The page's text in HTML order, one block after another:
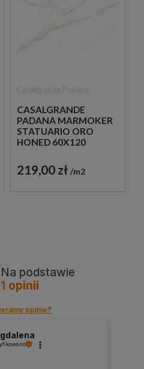
CASALGRANDE
PADANA MARMOKER
STATUARIO ORO
HONED 60X120
IMITUJĄĆE MARMUR
219,00 zł m2
Na podstawie
1 opinii
opinie?